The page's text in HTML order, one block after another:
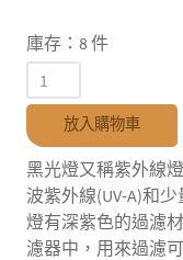
庫存：8 件
放入購物車
黑光燈又稱紫外線
波紫外線(UV-A)和
燈有深紫色的過濾
濾器中，用來過濾